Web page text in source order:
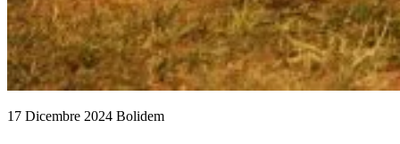
17 Dicembre 2024 Bolidem